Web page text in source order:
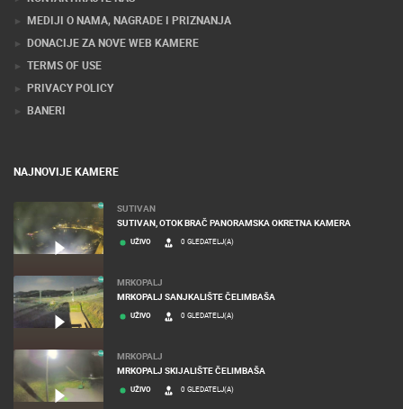
MEDIJI O NAMA, NAGRADE I PRIZNANJA
DONACIJE ZA NOVE WEB KAMERE
TERMS OF USE
PRIVACY POLICY
BANERI
NAJNOVIJE KAMERE
SUTIVAN
SUTIVAN, OTOK BRAČ PANORAMSKA OKRETNA KAMERA
UŽIVO 0 GLEDATELJ(A)
MRKOPALJ
MRKOPALJ SANJKALIŠTE ČELIMBAŠA
UŽIVO 0 GLEDATELJ(A)
MRKOPALJ
MRKOPALJ SKIJALIŠTE ČELIMBAŠA
UŽIVO 0 GLEDATELJ(A)